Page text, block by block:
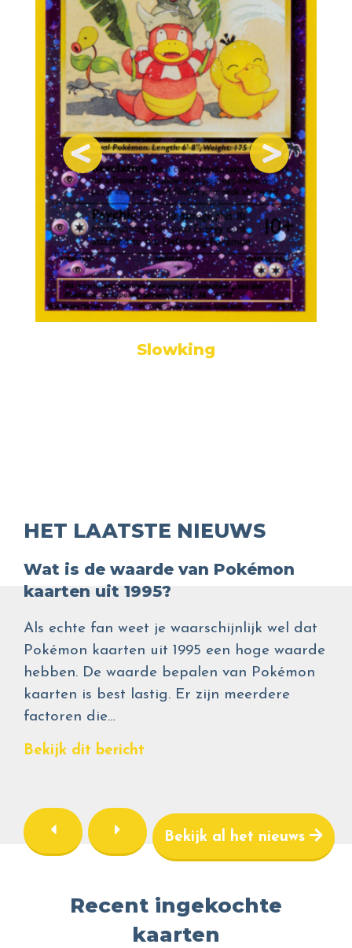
Slowking
HET LAATSTE NIEUWS
Wat is de waarde van Pokémon
kaarten uit 1995?
Als echte fan weet je waarschijnlijk wel dat
Pokémon kaarten uit 1995 een hoge waarde
hebben. De waarde bepalen van Pokémon
kaarten is best lastig. Er zijn meerdere
factoren die…
Bekijk dit bericht
Bekijk al het nieuws
Recent ingekochte
kaarten